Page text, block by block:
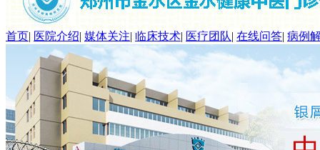
首页| 医院介绍| 媒体关注| 临床技术| 医疗团队| 在线问答| 病例